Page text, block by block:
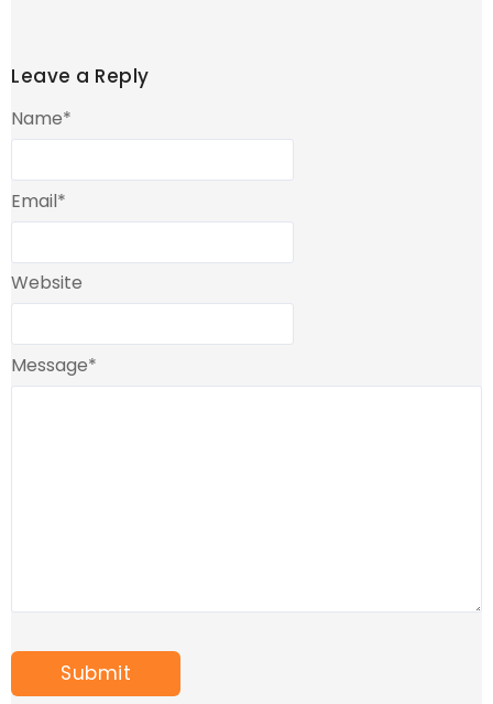
Leave a Reply
Message*
Name*
Email*
Website